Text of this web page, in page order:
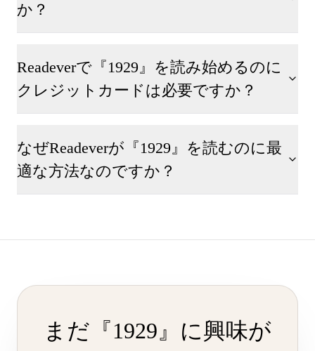
か？
Readeverで『1929』を読み始めるのに
クレジットカードは必要ですか？
なぜReadeverが『1929』を読むのに最
適な方法なのですか？
まだ『1929』に興味が